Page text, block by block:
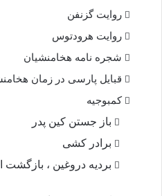
روایت گزنفن
روایت هرودتوس
شجره نامه هخامنشیان
قبایل پارسی در زمان
کمبوجیه
باز جستن کین پدر
برادر کشی
بردیه دروغین ،